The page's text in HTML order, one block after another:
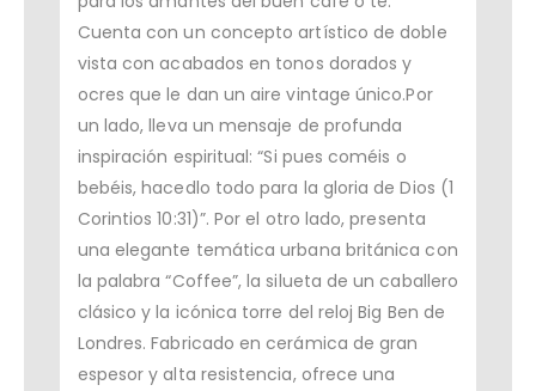
Cuenta con un concepto artístico de doble
vista con acabados en tonos dorados y
ocres que le dan un aire vintage único.Por
un lado, lleva un mensaje de profunda
inspiración espiritual: “Si pues coméis o
bebéis, hacedlo todo para la gloria de Dios (1
Corintios 10:31)”. Por el otro lado, presenta
una elegante temática urbana británica con
la palabra “Coffee”, la silueta de un caballero
clásico y la icónica torre del reloj Big Ben de
Londres. Fabricado en cerámica de gran
espesor y alta resistencia, ofrece una